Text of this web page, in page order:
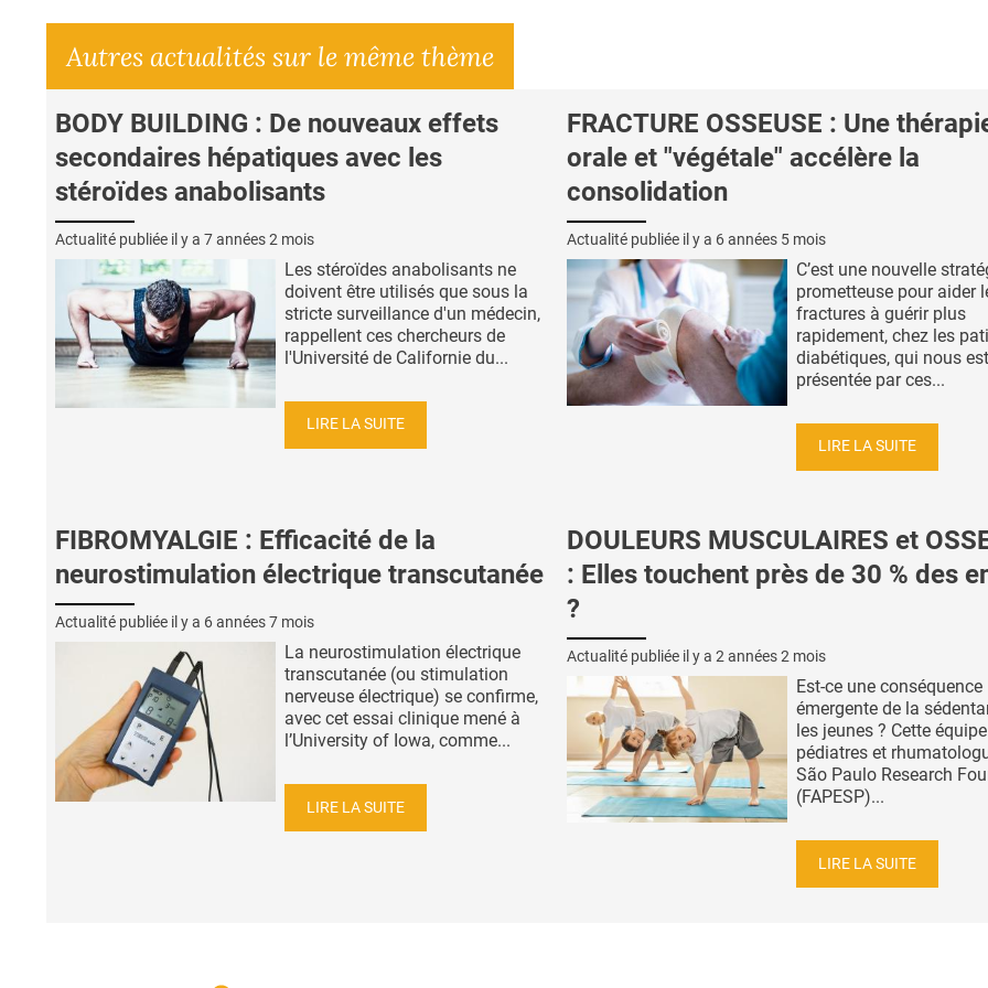
Autres actualités sur le même thème
BODY BUILDING : De nouveaux effets
secondaires hépatiques avec les
stéroïdes anabolisants
Actualité publiée il y a 7 années 2 mois
Les stéroïdes anabolisants ne
doivent être utilisés que sous la
stricte surveillance d'un médecin,
rappellent ces chercheurs de
l'Université de Californie du...
LIRE LA SUITE
FRACTURE OSSEUSE : Une
orale et "végétale" accélère la
consolidation
Actualité publiée il y a 6 années 5 mois
C’est une nouvelle
prometteuse pour aider
fractures à guérir plus
rapidement, chez les
diabétiques, qui nous est
présentée par ces...
LIRE LA SUITE
FIBROMYALGIE : Efficacité de la
neurostimulation électrique transcutanée
Actualité publiée il y a 6 années 7 mois
La neurostimulation électrique
transcutanée (ou stimulation
nerveuse électrique) se confirme,
avec cet essai clinique mené à
l’University of Iowa, comme...
LIRE LA SUITE
DOULEURS MUSCULAIRES et
: Elles touchent près de 30 % des
?
Actualité publiée il y a 2 années 2 mois
Est-ce une conséquence
émergente de la
les jeunes ? Cette
pédiatres et
São Paulo Research
(FAPESP)...
LIRE LA SUITE